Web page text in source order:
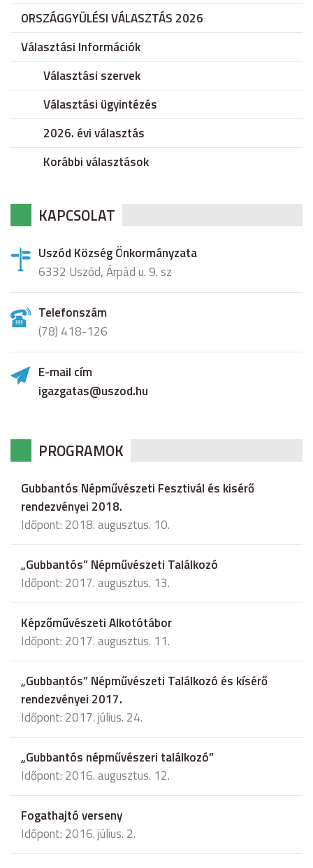
ORSZÁGGYÜLÉSI VÁLASZTÁS 2026
Választási Információk
Választási szervek
Választási ügyintézés
2026. évi választás
Korábbi választások
KAPCSOLAT
Uszód Község Önkormányzata
6332 Uszód, Árpád u. 9. sz
Telefonszám
(78) 418-126
E-mail cím
igazgatas@uszod.hu
PROGRAMOK
Gubbantós Népművészeti Fesztivál és kisérő
rendezvényei 2018.
Időpont: 2018. augusztus. 10.
„Gubbantós” Népművészeti Találkozó
Időpont: 2017. augusztus. 13.
Képzőművészeti Alkotótábor
Időpont: 2017. augusztus. 11.
„Gubbantós” Népművészeti Találkozó és kísérő
rendezvényei 2017.
Időpont: 2017. július. 24.
„Gubbantós népművészeri találkozó”
Időpont: 2016. augusztus. 12.
Fogathajtó verseny
Időpont: 2016. július. 2.